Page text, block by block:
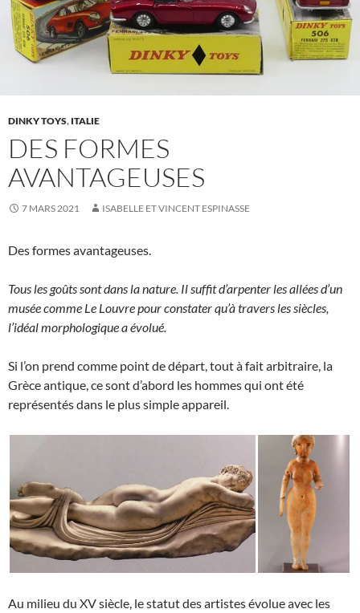
DINKY TOYS, ITALIE
DES FORMES
AVANTAGEUSES
7 MARS 2021 ISABELLE ET VINCENT ESPINASSE
Des formes avantageuses.
Tous les goûts sont dans la nature. Il suffit d’arpenter les allées d’un
musée comme Le Louvre pour constater qu’à travers les siècles,
l’idéal morphologique a évolué.
Si l’on prend comme point de départ, tout à fait arbitraire, la
Grèce antique, ce sont d’abord les hommes qui ont été
représentés dans le plus simple appareil.
Au milieu du XV siècle, le statut des artistes évolue avec les